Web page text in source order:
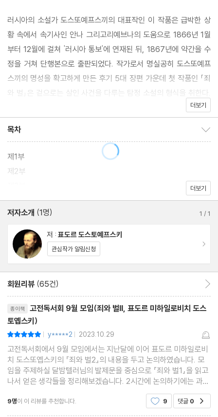
러시아의 소설가 도스또예프스끼의 대표작인 이 작품은 급박한 상
황 속에서 속기사인 안나 그리고리예브나의 도움으로 1866년 1월
부터 12월에 걸쳐 '러시아 통보'에 연재된 뒤, 1867년에 약간을 수
정을 거쳐 단행본으로 출판되었다. 작가로서 명실공히 도스또예프
스끼의 명성을 확고하게 만든 후기 5대 장편 가운데 첫 작품인 「죄
와 벌」은 겉으로는 살인 사건을 다루는 탐정 소설의 형식을 취한다.
하지만 이 작품은 한 가난한 대학생의 범죄를 통해 무엇보다도 죄와
간, 사회 환경과 개인적 도덕의 상관성, 혁명적 사상의 실제적 문제
등을 제시하는 데 초점을 두고 있다.
4년간의 시베리아 감옥 생활에서 잉태된 『죄와 벌』에는 시대와 세
월을 초월한 휴머니즘의 정수가 담겨있다. 지울 수 없는 범죄와 고독
한 사랑 이야기를 담고 있는 이 소설 속에서 진정 무게를 실어 전하
소냐의 영혼을 그려내며 '고뇌를 통한 정화'라는 그의 근본 사상을
표현하고 있다.
소냐는 이 소설에서 밝은 희망의 빛을 발하고 있는 유일한 인물이다.
살인으로 손을 더럽힌 라스콜리니코프에게 대지에 엎드려 입맞추고
그 대지에 속죄하라고 권하는 소냐는, 비록 황색감찰을 지닌 창녀지
만 신의 축복을 가장 많이 받은 인간일 것이다.
더보기
목차
제1부
제2부
더보기
저자소개 (1명) 1 /1
저 : 표도르 도스토예프스키
관심작가 알림신청
회원리뷰 (65건)
종이책
고전독서회 9월 모임(죄와 벌II, 표도르 미하일로비치 도스
토옙스키)
| y*****2 | 2023.10.29
고전독서회에서 9월 모임에서는 지난달에 이어 표도르 미하일로비
치 도스또옙스키의 『죄와 벌2』의 내용을 두고 논의하였습니다. 모
임을 주제하실 달밤텔러님의 발제문을 중심으로 『죄와 벌1』을 읽고
나서 얻은 생각들을 정리해보겠습니다. 2시간에 논의하기에는 과제
금업자인 노파와 그 여동생을 죽인 것에 대해
9명이 이 리뷰를 추천합니다. 9 댓글 0